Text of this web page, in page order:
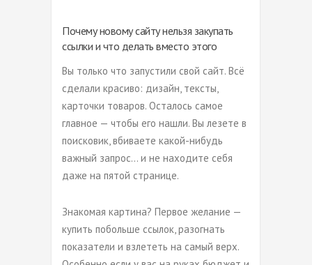
Почему новому сайту нельзя закупать
ссылки и что делать вместо этого
Вы только что запустили свой сайт. Всё
сделали красиво: дизайн, тексты,
карточки товаров. Осталось самое
главное — чтобы его нашли. Вы лезете в
поисковик, вбиваете какой-нибудь
важный запрос… и не находите себя
даже на пятой странице.
Знакомая картина? Первое желание —
купить побольше ссылок, разогнать
показатели и взлететь на самый верх.